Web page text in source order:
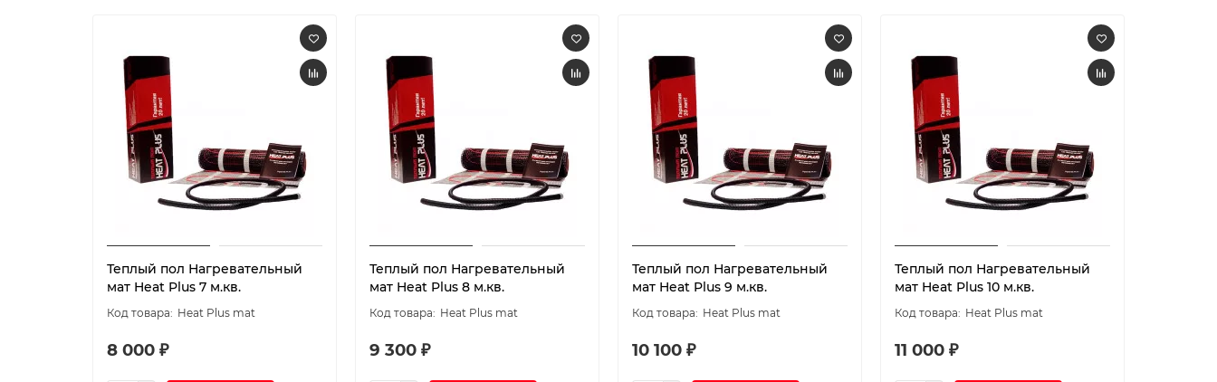
Теплый пол Нагревательный
мат Heat Plus 7 м.кв.
Heat Plus mat
8 000 ₽
Теплый пол Нагревательный
мат Heat Plus 8 м.кв.
Heat Plus mat
9 300 ₽
Теплый пол Нагревательный
мат Heat Plus 9 м.кв.
Heat Plus mat
10 100 ₽
Теплый пол Нагревательный
мат Heat Plus 10 м.кв.
Heat Plus mat
11 000 ₽